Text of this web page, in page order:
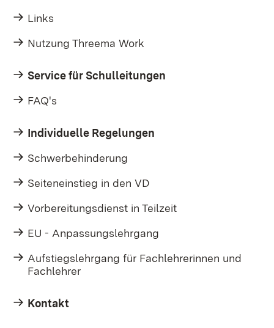
Links
Nutzung Threema Work
Service für Schulleitungen
FAQ's
Individuelle Regelungen
Schwerbehinderung
Seiteneinstieg in den VD
Vorbereitungsdienst in Teilzeit
EU - Anpassungslehrgang
Aufstiegslehrgang für Fachlehrerinnen und
Fachlehrer
Kontakt